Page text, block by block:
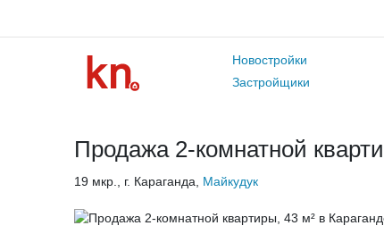
Новостройки
Застройщики
Продажа 2-комнатной
19 мкр., г. Караганда, Майкудук